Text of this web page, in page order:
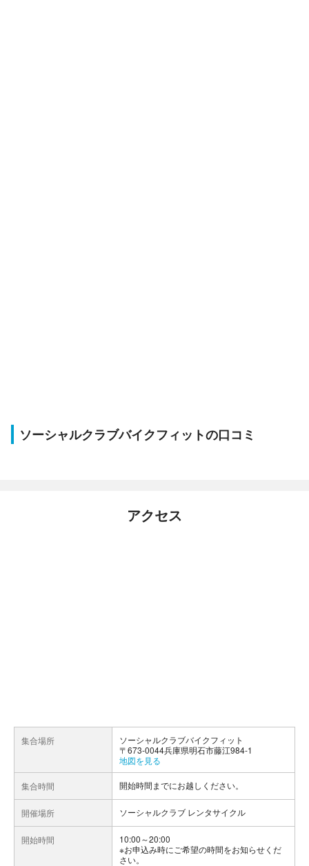
ソーシャルクラブバイクフィットの口コミ
アクセス
集合場所
ソーシャルクラブバイクフィット
〒673-0044兵庫県明石市藤江984-1
地図を見る
集合時間 開始時間までにお越しください。
開催場所 ソーシャルクラブ レンタサイクル
開始時間
10:00～20:00
※お申込み時にご希望の時間をお知らせくだ
さい。